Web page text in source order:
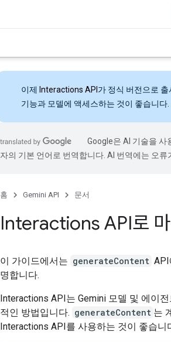
이제 Interactions API 가 정식 버전으로
기능과 모델에 액세스하는 것이 좋습니다.
Google은 AI 기술을 사
자의 기본 언어로 번역합니다. AI 번역에는 오류
홈 Gemini API 문서
Interactions API로
이 가이드에서는 generateContent API
명합니다.
Interactions API는 Gemini 모델 및 에이
적인 방법입니다. generateContent 는
Interactions API를 사용하는 것이 좋습니